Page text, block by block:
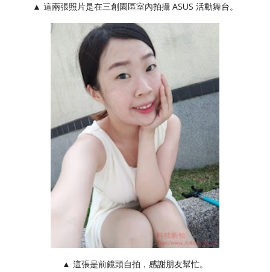
▲ 這兩張照片是在三創園區室內拍攝 ASUS 活動舞台。
▲ 這張是前鏡頭自拍，感謝朋友幫忙。